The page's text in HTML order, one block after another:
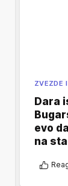
ZVEZDE
Dara
evo
na